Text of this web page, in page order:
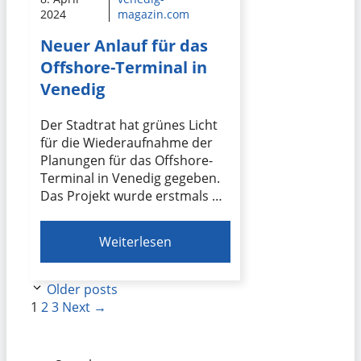
2024
magazin.com
Neuer Anlauf für das
Offshore-Terminal in
Venedig
Der Stadtrat hat grünes Licht
für die Wiederaufnahme der
Planungen für das Offshore-
Terminal in Venedig gegeben.
Das Projekt wurde erstmals …
Weiterlesen
Older posts
Page
1 Page
2Page
3 Next →